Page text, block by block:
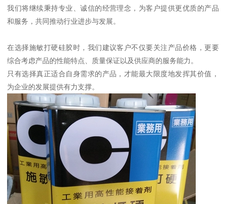
我们将继续秉持专业、诚信的经营理念，为客户提供更优质的产品
和服务，共同推动行业进步与发展。
在选择施敏打硬硅胶时，我们建议客户不仅要关注产品价格，更要
综合考虑产品的性能特点、质量保证以及供应商的服务能力。
只有选择真正适合自身需求的产品，才能最大限度地发挥其价值，
为企业的发展提供有力支撑。